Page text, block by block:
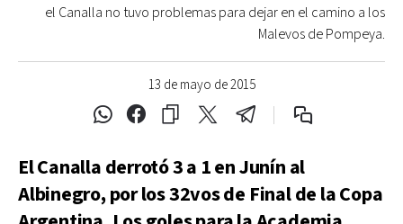
13 de mayo de 2015
el Canalla no tuvo problemas para dejar en el camino a los
Malevos de Pompeya.
El Canalla derrotó 3 a 1 en Junín al
Albinegro, por los 32vos de Final de la Copa